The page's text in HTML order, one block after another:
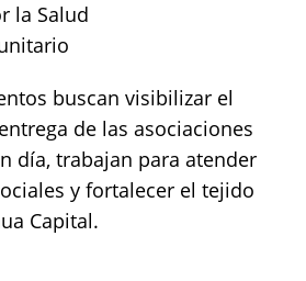
la Salud
buscan visibilizar el
de las asociaciones
día, trabajan para atender
y fortalecer el tejido
Capital.